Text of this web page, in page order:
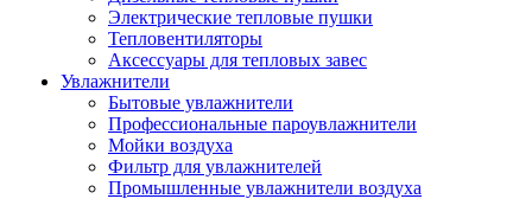
Электрические тепловые пушки
Тепловентиляторы
Аксессуары для тепловых завес
Увлажнители
Бытовые увлажнители
Профессиональные пароувлажнители
Мойки воздуха
Фильтр для увлажнителей
Промышленные увлажнители воздуха